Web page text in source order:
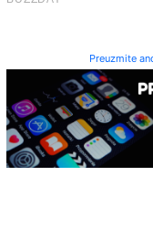
Preuzmite